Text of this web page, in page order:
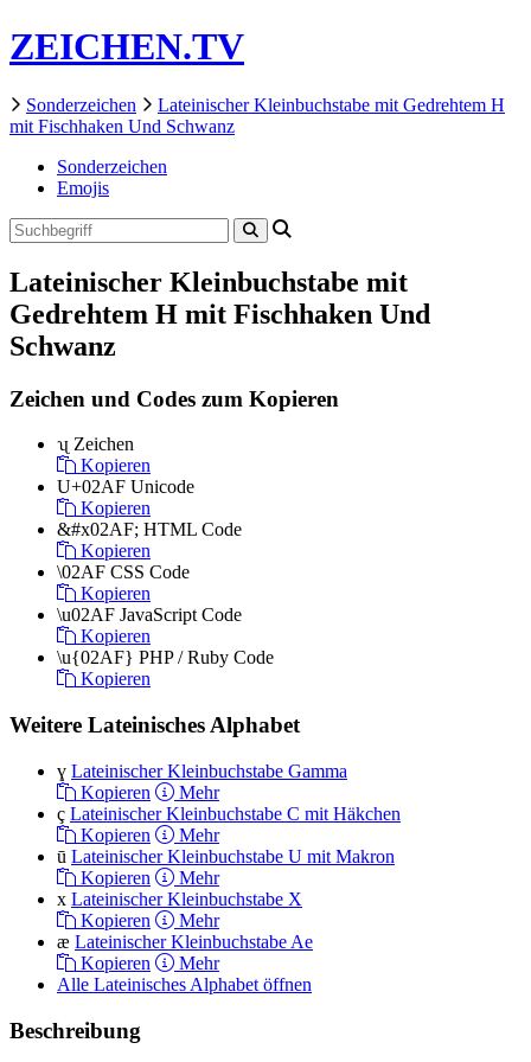
ZEICHEN.TV
Sonderzeichen
Lateinischer Kleinbuchstabe mit Gedrehtem H
mit Fischhaken Und Schwanz
Sonderzeichen
Emojis
Lateinischer Kleinbuchstabe mit
Gedrehtem H mit Fischhaken Und
Schwanz
Zeichen und Codes zum Kopieren
ʯ Zeichen
Kopieren
U+02AF Unicode
Kopieren
&#x02AF; HTML Code
Kopieren
\02AF CSS Code
Kopieren
\u02AF JavaScript Code
Kopieren
\u{02AF} PHP / Ruby Code
Kopieren
Weitere Lateinisches Alphabet
ɣ Lateinischer Kleinbuchstabe Gamma
Kopieren
Mehr
ç Lateinischer Kleinbuchstabe C mit Häkchen
Kopieren
Mehr
ū Lateinischer Kleinbuchstabe U mit Makron
Kopieren
Mehr
x Lateinischer Kleinbuchstabe X
Kopieren
Mehr
æ Lateinischer Kleinbuchstabe Ae
Kopieren
Mehr
Alle Lateinisches Alphabet öffnen
Beschreibung